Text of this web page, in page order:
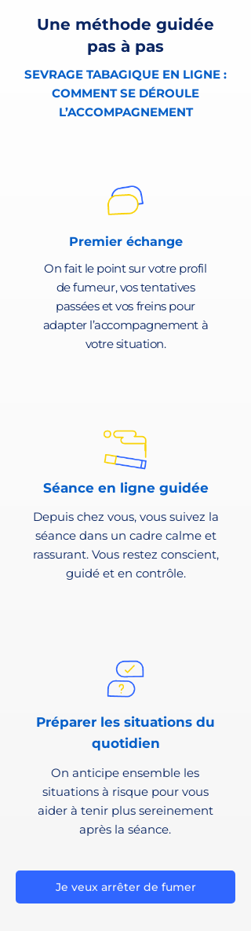
Une méthode guidée
pas à pas
SEVRAGE TABAGIQUE EN LIGNE :
COMMENT SE DÉROULE
L’ACCOMPAGNEMENT
Premier échange
On fait le point sur votre profil
de fumeur, vos tentatives
passées et vos freins pour
adapter l’accompagnement à
votre situation.
Séance en ligne guidée
Depuis chez vous, vous suivez la
séance dans un cadre calme et
rassurant. Vous restez conscient,
guidé et en contrôle.
Préparer les situations du
quotidien
On anticipe ensemble les
situations à risque pour vous
aider à tenir plus sereinement
après la séance.
Je veux arrêter de fumer